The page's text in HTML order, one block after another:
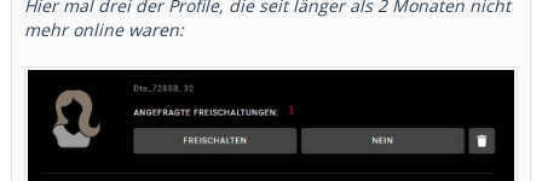
Hier mal drei der Profile, die seit länger als 2 Monaten nicht
mehr online waren: